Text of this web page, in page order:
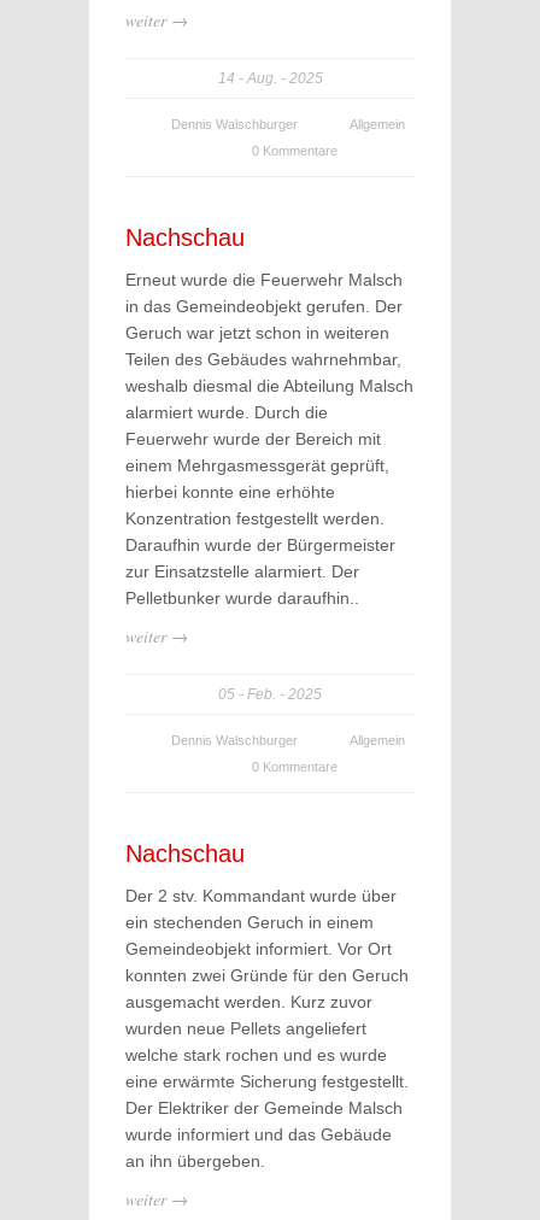
weiter →
14 Aug. 2025
Dennis Walschburger
Allgemein
0 Kommentare
Nachschau
Erneut wurde die Feuerwehr Malsch
in das Gemeindeobjekt gerufen. Der
Geruch war jetzt schon in weiteren
Teilen des Gebäudes wahrnehmbar,
weshalb diesmal die Abteilung Malsch
alarmiert wurde. Durch die
Feuerwehr wurde der Bereich mit
einem Mehrgasmessgerät geprüft,
hierbei konnte eine erhöhte
Konzentration festgestellt werden.
Daraufhin wurde der Bürgermeister
zur Einsatzstelle alarmiert. Der
Pelletbunker wurde daraufhin..
weiter →
05 Feb. 2025
Dennis Walschburger
Allgemein
0 Kommentare
Nachschau
Der 2 stv. Kommandant wurde über
ein stechenden Geruch in einem
Gemeindeobjekt informiert. Vor Ort
konnten zwei Gründe für den Geruch
ausgemacht werden. Kurz zuvor
wurden neue Pellets angeliefert
welche stark rochen und es wurde
eine erwärmte Sicherung festgestellt.
Der Elektriker der Gemeinde Malsch
wurde informiert und das Gebäude
an ihn übergeben.
weiter →